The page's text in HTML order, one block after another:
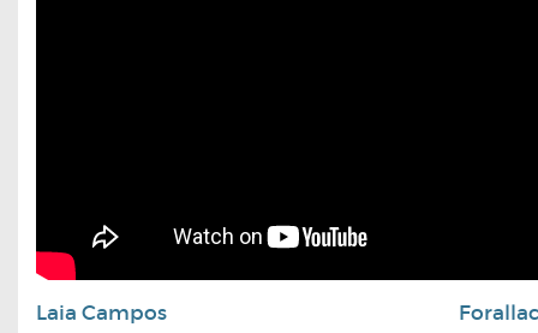
Laia Campos